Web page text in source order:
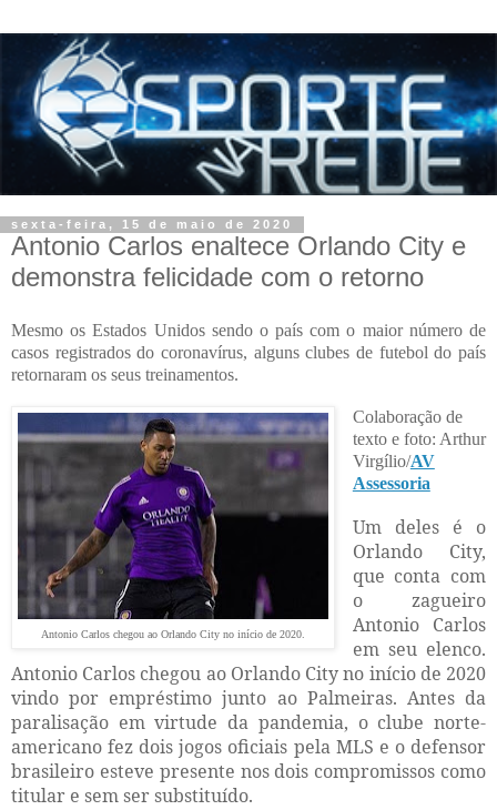
sexta-feira, 15 de maio de 2020
Antonio Carlos enaltece Orlando City e
demonstra felicidade com o retorno
Mesmo os Estados Unidos sendo o país com o maior número de
casos registrados do coronavírus, alguns clubes de futebol do país
retornaram os seus treinamentos.
Antonio Carlos chegou ao Orlando City no início de 2020.
Colaboração de
texto e foto: Arthur
Virgílio/AV
Assessoria
Um deles é o
Orlando City,
que conta com
o zagueiro
Antonio Carlos
em seu elenco.
Antonio Carlos chegou ao Orlando City no início de 2020
vindo por empréstimo junto ao Palmeiras. Antes da
paralisação em virtude da pandemia, o clube norte-
americano fez dois jogos oficiais pela MLS e o defensor
brasileiro esteve presente nos dois compromissos como
titular e sem ser substituído.